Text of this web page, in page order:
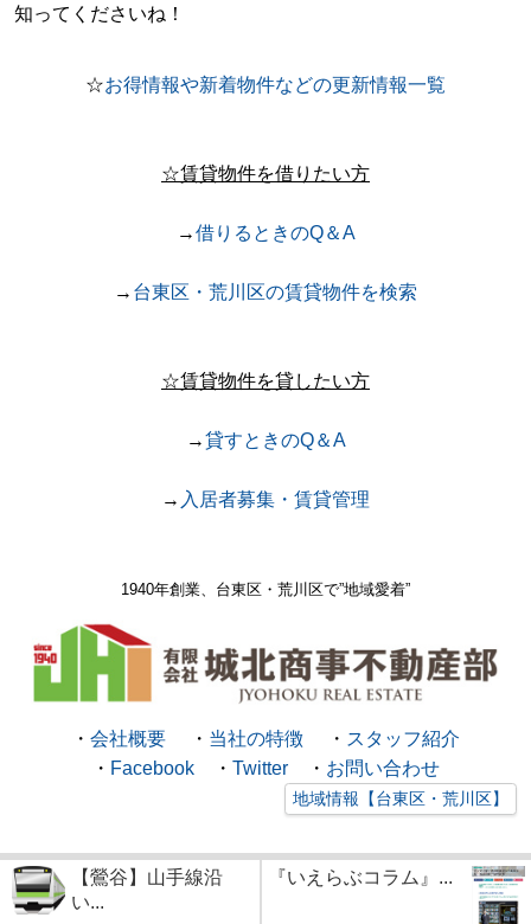
知ってくださいね！
☆お得情報や新着物件などの更新情報一覧
☆賃貸物件を借りたい方
→借りるときのQ＆A
→ 台東区・荒川区の賃貸物件を検索
☆賃貸物件を貸したい方
→貸すときのQ＆A
→ 入居者募集・賃貸管理
1940年創業、台東区・荒川区で”地域愛着”
・ 会社概要 ・ 当社の特徴 ・ スタッフ紹介
・ Facebook ・ Twitter ・ お問い合わせ
地域情報【台東区・荒川区】
【鶯谷】山手線沿
い...
『いえらぶコラム』...